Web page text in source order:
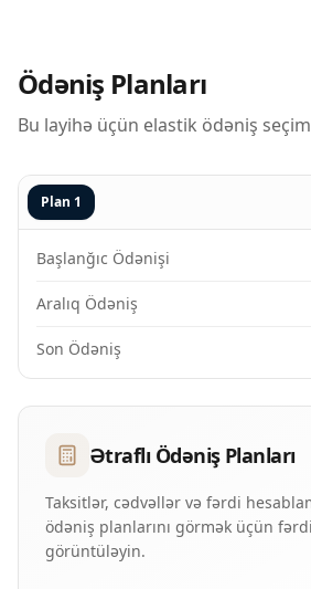
Ödəniş Planları
Bu layihə üçün elastik ödəniş
Plan 1
Başlanğıc Ödənişi
Aralıq Ödəniş
Son Ödəniş
Ətraflı Ödəniş Planları
Taksitlər, cədvəllər və fərdi
ödəniş planlarını görmək üçün
görüntüləyin.